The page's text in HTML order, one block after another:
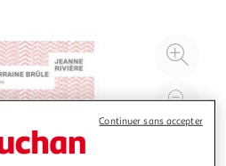
à
Continuer sans accepter